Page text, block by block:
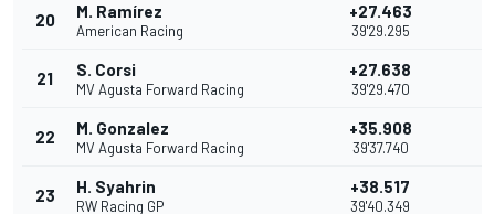
20 M. Ramírez
American Racing
+27.463
39'29.295
21 S. Corsi
MV Agusta Forward Racing
+27.638
39'29.470
22 M. Gonzalez
MV Agusta Forward Racing
+35.908
39'37.740
23 H. Syahrin
RW Racing GP
+38.517
39'40.349